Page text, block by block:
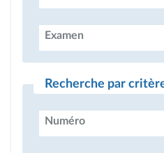
Examen
Recherche par
Numéro